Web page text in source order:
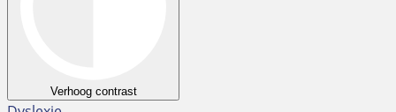
Verhoog contrast